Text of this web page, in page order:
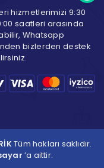
hizmetlerimizi 9:30
saatleri arasında
Whatsapp
bizlerden destek
Tüm hakları saklıdır.
’a aittir.